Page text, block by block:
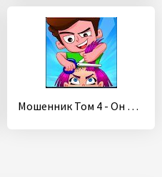
Мошенник Том 4 - Он так хотел стать стилистом